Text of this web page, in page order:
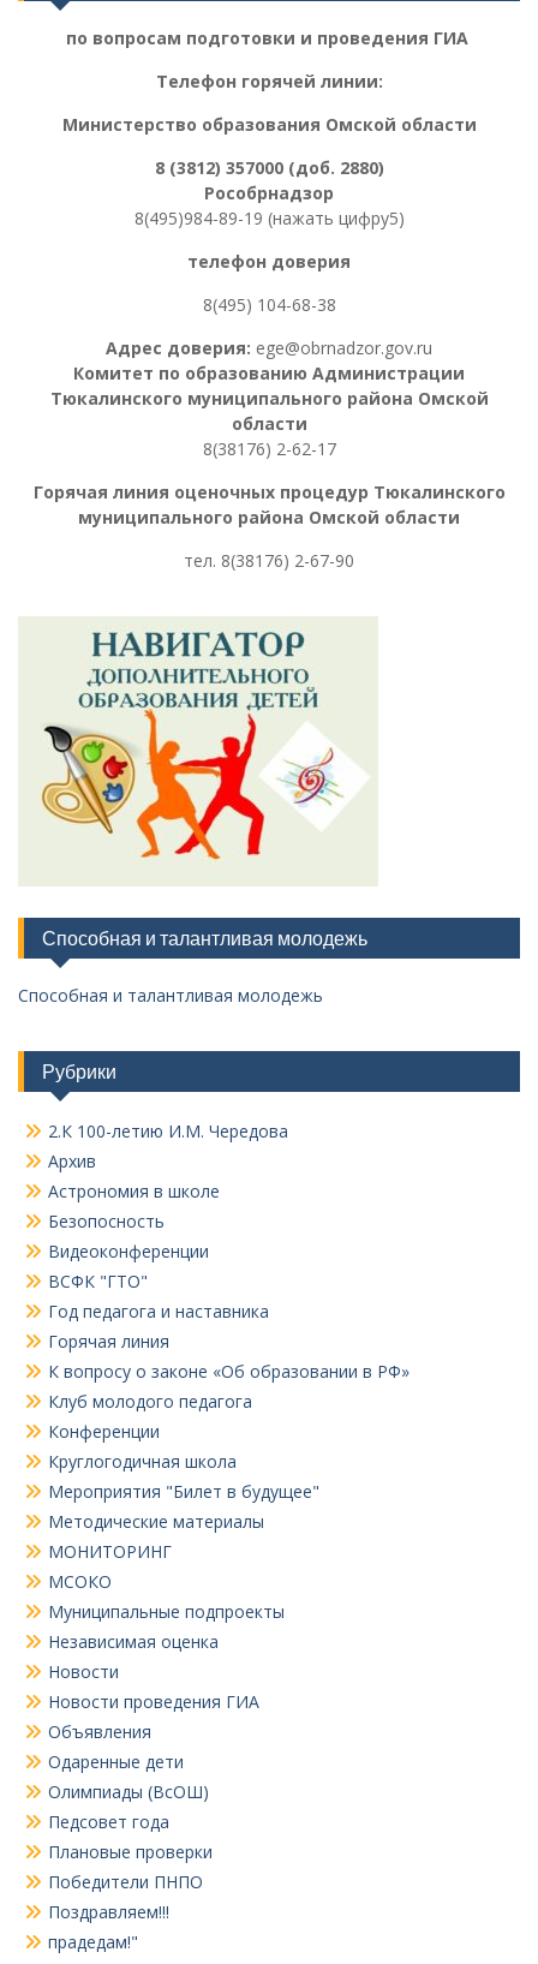
по вопросам подготовки и проведения ГИА
Телефон горячей линии:
Министерство образования Омской области
8 (3812) 357000 (доб. 2880)
Рособрнадзор
8(495)984-89-19 (нажать цифру5)
телефон доверия
8(495) 104-68-38
Адрес доверия: ege@obrnadzor.gov.ru
Комитет по образованию Администрации
Тюкалинского муниципального района Омской
области
8(38176) 2-62-17
Горячая линия оценочных процедур Тюкалинского
муниципального района Омской области
тел. 8(38176) 2-67-90
Способная и талантливая молодежь
Способная и талантливая молодежь
Рубрики
2.К 100-летию И.М. Чередова
Архив
Астрономия в школе
Безопосность
Видеоконференции
ВСФК "ГТО"
Год педагога и наставника
Горячая линия
К вопросу о законе «Об образовании в РФ»
Клуб молодого педагога
Конференции
Круглогодичная школа
Мероприятия "Билет в будущее"
Методические материалы
МОНИТОРИНГ
МСОКО
Муниципальные подпроекты
Независимая оценка
Новости
Новости проведения ГИА
Объявления
Одаренные дети
Олимпиады (ВсОШ)
Педсовет года
Плановые проверки
Победители ПНПО
Поздравляем!!!
прадедам!"